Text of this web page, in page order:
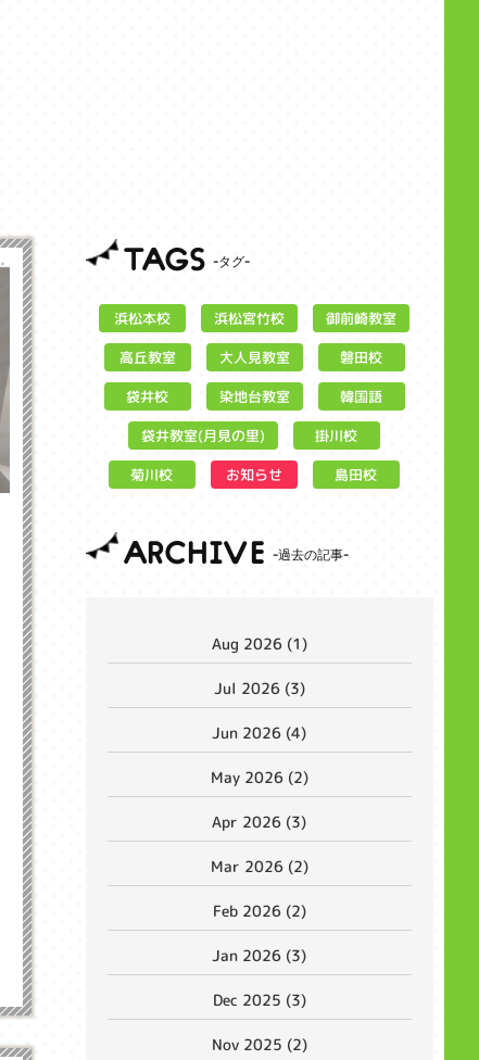
TAGS
浜松本校 浜松宮竹校 御前崎教室
高丘教室 大人見教室
磐田校
袋井校
染地台教室 韓国語
袋井教室(月見の里)
掛川校
菊川校
お知らせ 島田校
ARCHIVE
Aug 2026 (1)
Jul 2026 (3)
Jun 2026 (4)
May 2026 (2)
Apr 2026 (3)
Mar 2026 (2)
Feb 2026 (2)
Jan 2026 (3)
Dec 2025 (3)
Nov 2025 (2)